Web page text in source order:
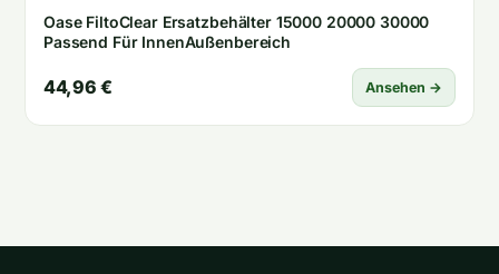
Oase FiltoClear Ersatzbehälter 15000 20000 30000
Passend Für InnenAußenbereich
44,96 € Ansehen →